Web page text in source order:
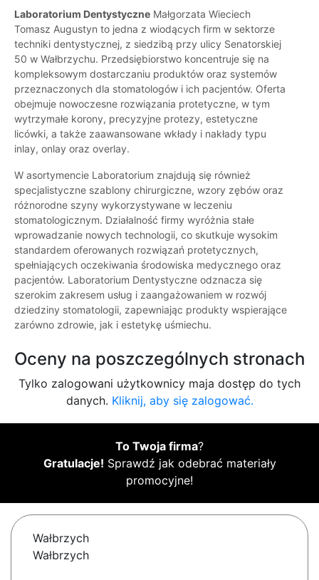
Laboratorium Dentystyczne Małgorzata Wieciech
Tomasz Augustyn to jedna z wiodących firm w sektorze
techniki dentystycznej, z siedzibą przy ulicy Senatorskiej
50 w Wałbrzychu. Przedsiębiorstwo koncentruje się na
kompleksowym dostarczaniu produktów oraz systemów
przeznaczonych dla stomatologów i ich pacjentów. Oferta
obejmuje nowoczesne rozwiązania protetyczne, w tym
wytrzymałe korony, precyzyjne protezy, estetyczne
licówki, a także zaawansowane wkłady i nakłady typu
inlay, onlay oraz overlay.
W asortymencie Laboratorium znajdują się również
specjalistyczne szablony chirurgiczne, wzory zębów oraz
różnorodne szyny wykorzystywane w leczeniu
stomatologicznym. Działalność firmy wyróżnia stałe
wprowadzanie nowych technologii, co skutkuje wysokim
standardem oferowanych rozwiązań protetycznych,
spełniających oczekiwania środowiska medycznego oraz
pacjentów. Laboratorium Dentystyczne odznacza się
szerokim zakresem usług i zaangażowaniem w rozwój
dziedziny stomatologii, zapewniając produkty wspierające
zarówno zdrowie, jak i estetykę uśmiechu.
Oceny na poszczególnych stronach
Tylko zalogowani użytkownicy maja dostęp do tych
danych. Kliknij, aby się zalogować.
To Twoja firma?
Gratulacje! Sprawdź jak odebrać materiały
promocyjne!
Wałbrzych
Wałbrzych